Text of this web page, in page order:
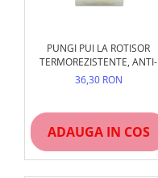
PUNGI PUI LA ROTISOR
TERMOREZISTENTE, ANTI-
GRĂSIME
36,30 RON
ADAUGA IN COS